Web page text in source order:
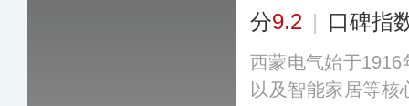
分9.2 | 口碑指
西蒙电气始于
以及智能家居等核